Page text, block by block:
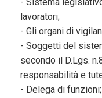
lavoratori;
- Gli organi di
- Soggetti del
secondo il D.Lgs.
responsabilità e
- Delega di funzioni;